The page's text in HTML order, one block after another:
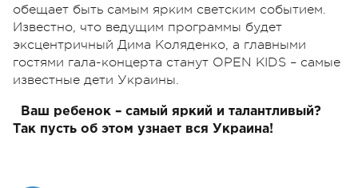
обещает быть самым ярким светским событием.
Известно, что ведущим программы будет
эксцентричный Дима Коляденко, а главными
гостями гала-концерта станут OPEN KIDS – самые
известные дети Украины.
Ваш ребенок – самый яркий и талантливый?
Так пусть об этом узнает вся Украина!